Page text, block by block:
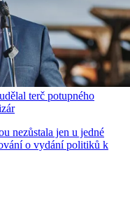
terč potupného
nezůstala jen u jedné
o vydání politiků k